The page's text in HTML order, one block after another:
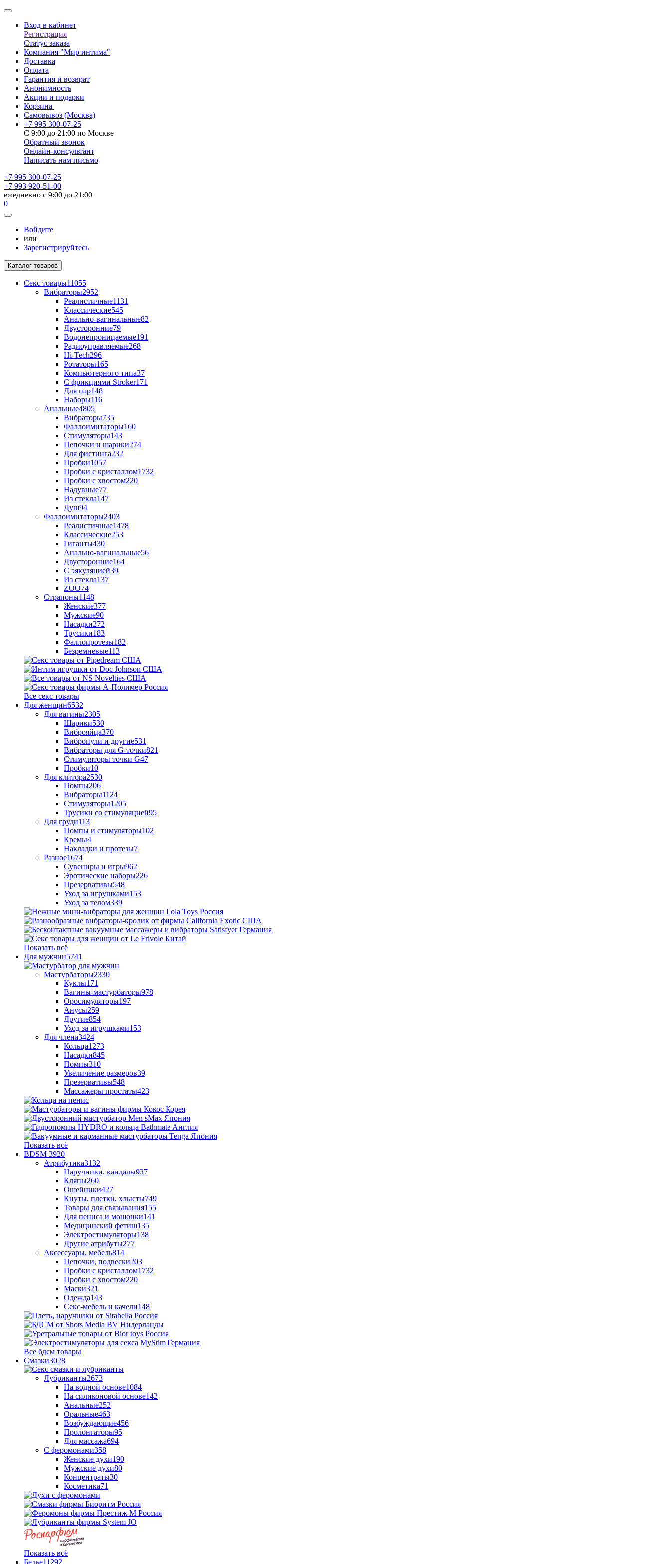
Вход в кабинет
Регистрация
Статус заказа
Компания "Мир интима"
Доставка
Оплата
Гарантия и возврат
Анонимность
Акции и подарки
Корзина
Самовывоз (Москва)
+7 995 300-07-25
С 9:00 до 21:00 по Москве
Обратный звонок
Онлайн-консультант
Написать нам письмо
+7 995 300-07-25
+7 993 920-51-00
ежедневно с 9:00 до 21:00
0
Войдите
или
Зарегистрируйтесь
Каталог товаров
Секс товары11055
Вибраторы2952
Реалистичные1131
Классические545
Анально-вагинальные82
Двусторонние79
Водонепроницаемые191
Радиоуправляемые268
Hi-Tech296
Ротаторы165
Компьютерного типа37
С фрикциями Stroker171
Для пар148
Наборы116
Анальные4805
Вибраторы735
Фаллоимитаторы160
Стимуляторы143
Цепочки и шарики274
Для фистинга232
Пробки1057
Пробки с кристаллом1732
Пробки с хвостом220
Надувные77
Из стекла147
Душ94
Фаллоимитаторы2403
Реалистичные1478
Классические253
Гиганты430
Анально-вагинальные56
Двусторонние164
С эякуляцией39
Из стекла137
ZOO74
Страпоны1148
Женские377
Мужские90
Насадки272
Трусики183
Фаллопротезы182
Безремневые113
Все секс товары
Для женщин6532
Для вагины2305
Шарики530
Виброяйца370
Вибропули и другие531
Вибраторы для G-точки821
Стимуляторы точки G47
Пробки10
Для клитора2530
Помпы206
Вибраторы1124
Стимуляторы1205
Трусики со стимуляцией95
Для груди113
Помпы и стимуляторы102
Кремы4
Накладки и протезы7
Разное1674
Сувениры и игры962
Эротические наборы226
Презервативы548
Уход за игрушками153
Уход за телом339
Показать всё
Для мужчин5741
Мастурбаторы2330
Куклы171
Вагины-мастурбаторы978
Оросимуляторы197
Анусы259
Другие854
Уход за игрушками153
Для члена3424
Кольца1273
Насадки845
Помпы310
Увеличение размеров39
Презервативы548
Массажеры простаты423
Показать всё
BDSM 3920
Атрибутика3132
Наручники, кандалы937
Кляпы260
Ошейники427
Кнуты, плетки, хлысты749
Товары для связывания155
Для пениса и мошонки141
Медицинский фетиш135
Электростимуляторы138
Другие атрибуты277
Аксессуары, мебель814
Цепочки, подвески203
Пробки с кристаллом1732
Пробки с хвостом220
Маски321
Одежда143
Секс-мебель и качели148
Все бдсм товары
Смазки3028
Лубриканты2673
На водной основе1084
На силиконовой основе142
Анальные252
Оральные463
Возбуждающие456
Пролонгаторы95
Для массажа694
С феромонами358
Женские духи190
Мужские духи80
Концентраты30
Косметика71
Показать всё
Белье11292